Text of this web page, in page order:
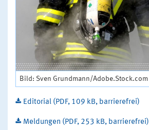
Bild: Sven Grundmann/Adobe.Stock.com
Editorial (PDF, 109 kB, barrierefrei)
Meldungen (PDF, 253 kB, barrierefrei)